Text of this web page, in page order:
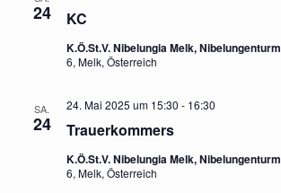
24 KC
K.Ö.St.V. Nibelungia Melk, Nibelungenturm
6, Melk, Österreich
SA.
24 Trauerkommers
24. Mai 2025 um 15:30 - 16:30
K.Ö.St.V. Nibelungia Melk, Nibelungenturm
6, Melk, Österreich